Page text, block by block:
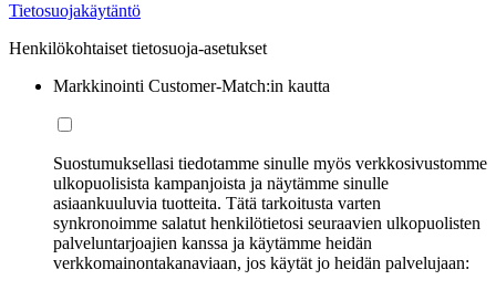
Tietosuojakäytäntö
Henkilökohtaiset tietosuoja-asetukset
Markkinointi Customer-Match:in kautta
Suostumuksellasi tiedotamme sinulle myös verkkosivustomme
ulkopuolisista kampanjoista ja näytämme sinulle
asiaankuuluvia tuotteita. Tätä tarkoitusta varten
synkronoimme salatut henkilötietosi seuraavien ulkopuolisten
palveluntarjoajien kanssa ja käytämme heidän
verkkomainontakanaviaan, jos käytät jo heidän palvelujaan: